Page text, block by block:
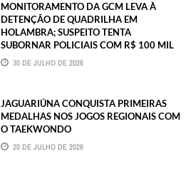
MONITORAMENTO DA GCM LEVA À
DETENÇÃO DE QUADRILHA EM
HOLAMBRA; SUSPEITO TENTA
SUBORNAR POLICIAIS COM R$ 100 MIL
30 DE JULHO DE 2026
JAGUARIÚNA CONQUISTA PRIMEIRAS
MEDALHAS NOS JOGOS REGIONAIS COM
O TAEKWONDO
20 DE JULHO DE 2026